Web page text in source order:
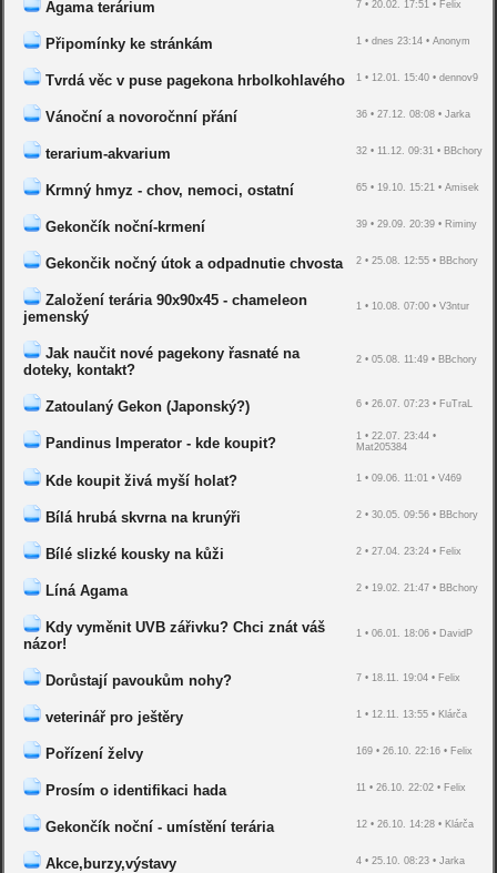
Agama terárium 7 • 20.02. 17:51 • Felix
Připomínky ke stránkám 1 • dnes 23:14 • Anonym
Tvrdá věc v puse pagekona hrbolkohlavého 1 • 12.01. 15:40 • dennov9
Vánoční a novoročnní přání 36 • 27.12. 08:08 • Jarka
terarium-akvarium 32 • 11.12. 09:31 • BBchory
Krmný hmyz - chov, nemoci, ostatní 65 • 19.10. 15:21 • Amisek
Gekončík noční-krmení 39 • 29.09. 20:39 • Riminy
Gekončik nočný útok a odpadnutie chvosta 2 • 25.08. 12:55 • BBchory
Založení terária 90x90x45 - chameleon
jemenský
1 • 10.08. 07:00 • V3ntur
Jak naučit nové pagekony řasnaté na
doteky, kontakt?
2 • 05.08. 11:49 • BBchory
Zatoulaný Gekon (Japonský?) 6 • 26.07. 07:23 • FuTraL
Pandinus Imperator - kde koupit?
1 • 22.07. 23:44 •
Mat205384
Kde koupit živá myší holat? 1 • 09.06. 11:01 • V469
Bílá hrubá skvrna na krunýři 2 • 30.05. 09:56 • BBchory
Bílé slizké kousky na kůži 2 • 27.04. 23:24 • Felix
Líná Agama 2 • 19.02. 21:47 • BBchory
Kdy vyměnit UVB zářivku? Chci znát váš
názor!
1 • 06.01. 18:06 • DavidP
Dorůstají pavoukům nohy? 7 • 18.11. 19:04 • Felix
veterinář pro ještěry 1 • 12.11. 13:55 • Klárča
Pořízení želvy 169 • 26.10. 22:16 • Felix
Prosím o identifikaci hada 11 • 26.10. 22:02 • Felix
Gekončík noční - umístění terária 12 • 26.10. 14:28 • Klárča
Akce,burzy,výstavy 4 • 25.10. 08:23 • Jarka